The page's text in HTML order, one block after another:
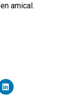
amical.